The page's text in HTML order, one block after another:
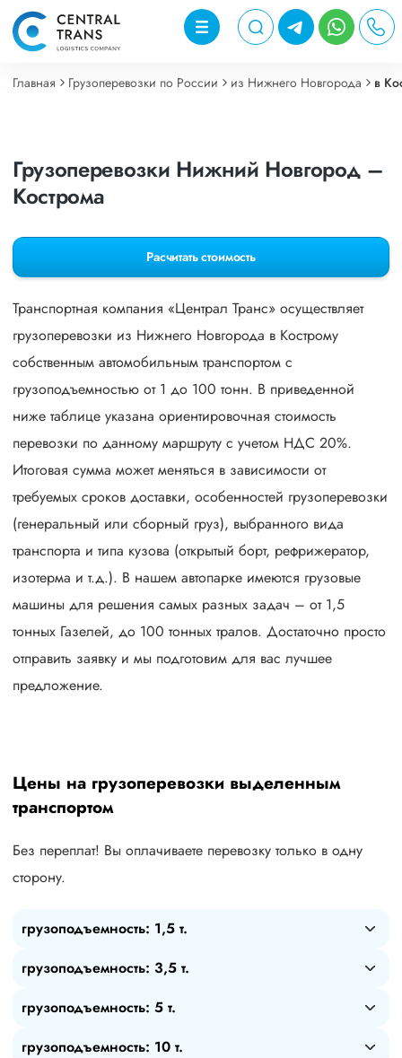
Главная Грузоперевозки по России из Нижнего Новгорода в
Грузоперевозки Нижний Новгород –
Кострома
Расчитать стоимость
Транспортная компания «Централ Транс» осуществляет
грузоперевозки из Нижнего Новгорода в Кострому
собственным автомобильным транспортом с
грузоподъемностью от 1 до 100 тонн. В приведенной
ниже таблице указана ориентировочная стоимость
перевозки по данному маршруту с учетом НДС 20%.
Итоговая сумма может меняться в зависимости от
требуемых сроков доставки, особенностей грузоперевозки
(генеральный или сборный груз), выбранного вида
транспорта и типа кузова (открытый борт, рефрижератор,
изотерма и т.д.). В нашем автопарке имеются грузовые
машины для решения самых разных задач – от 1,5
тонных Газелей, до 100 тонных тралов. Достаточно просто
отправить заявку и мы подготовим для вас лучшее
предложение.
Цены на грузоперевозки выделенным
транспортом
Без переплат! Вы оплачиваете перевозку только в одну
сторону.
грузоподъемность: 1,5 т.
грузоподъемность: 3,5 т.
грузоподъемность: 5 т.
грузоподъемность: 10 т.